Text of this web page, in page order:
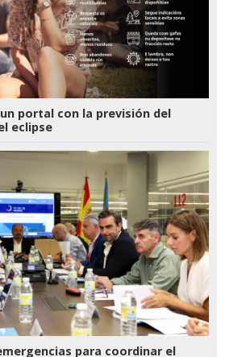
portal con la previsión del
eclipse
para coordinar el